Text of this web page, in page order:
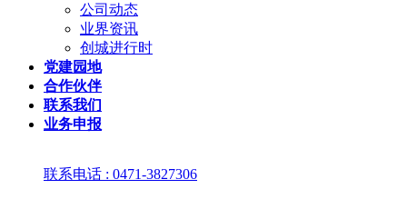
公司动态
业界资讯
创城进行时
党建园地
合作伙伴
联系我们
业务申报
联系电话 : 0471-3827306